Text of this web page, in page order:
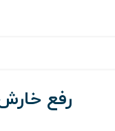
رفع